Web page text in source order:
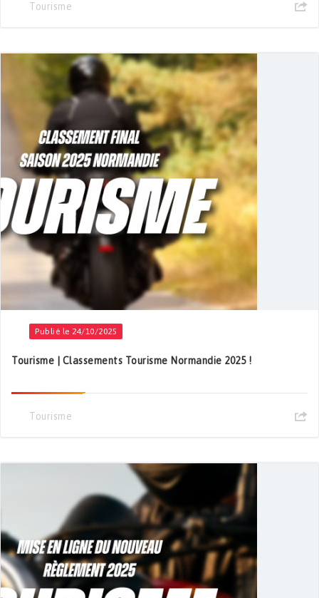
Tourisme
Publié le 24/10/2025
Tourisme | Classements Tourisme Normandie 2025 !
Tourisme